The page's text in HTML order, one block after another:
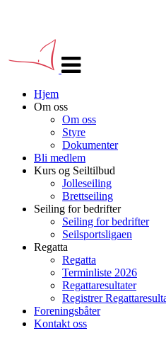
navigasjon
Hjem
Om oss
Om oss
Styre
Dokumenter
Bli medlem
Kurs og Seiltilbud
Jolleseiling
Brettseiling
Seiling for bedrifter
Seiling for bedrifter
Seilsportsligaen
Regatta
Regatta
Terminliste 2026
Regattaresultater
Registrer
Foreningsbåter
Kontakt oss